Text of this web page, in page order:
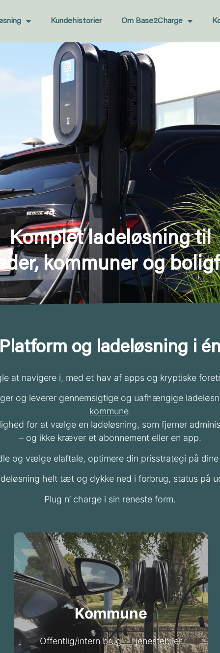
Kundehistorier Om Base2Charge
Komplet ladeløsning til
kommuner og
Platform og ladeløsning i én
at navigere i, med et hav af apps og kryptiske
og leverer gennemsigtige og uafhængige
kommune.
for at vælge en ladeløsning, som fjerner
– og ikke kræver et abonnement eller en app.
og vælge elaftale, optimere din prisstrategi på
helt tæt og dykke ned i forbrug, status på
Plug n’ charge i sin reneste form.
Kommune
Offentlig/intern brug - Tjenestebiler
Administrer kommunens flåde med en
ladeløsning uden administrativt bøvl. Hver
bil har sin egen ladebrik, og al forbrug
samt opladning kan følges i kontrolpanelet
til statistisk brug.
Læs mere